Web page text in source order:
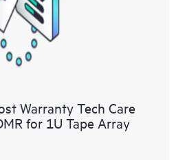
Warranty Tech Care
for 1U Tape Array